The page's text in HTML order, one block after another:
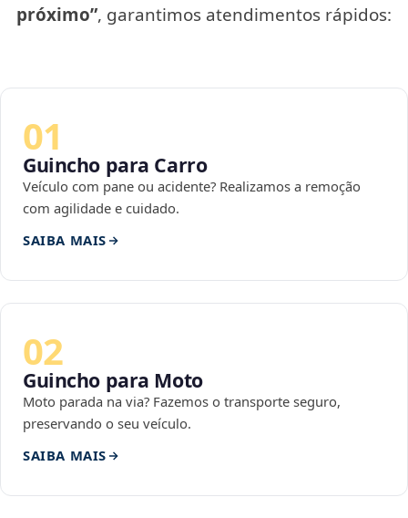
próximo”, garantimos atendimentos rápidos:
01
Guincho para Carro
Veículo com pane ou acidente? Realizamos a remoção
com agilidade e cuidado.
SAIBA MAIS
02
Guincho para Moto
Moto parada na via? Fazemos o transporte seguro,
preservando o seu veículo.
SAIBA MAIS